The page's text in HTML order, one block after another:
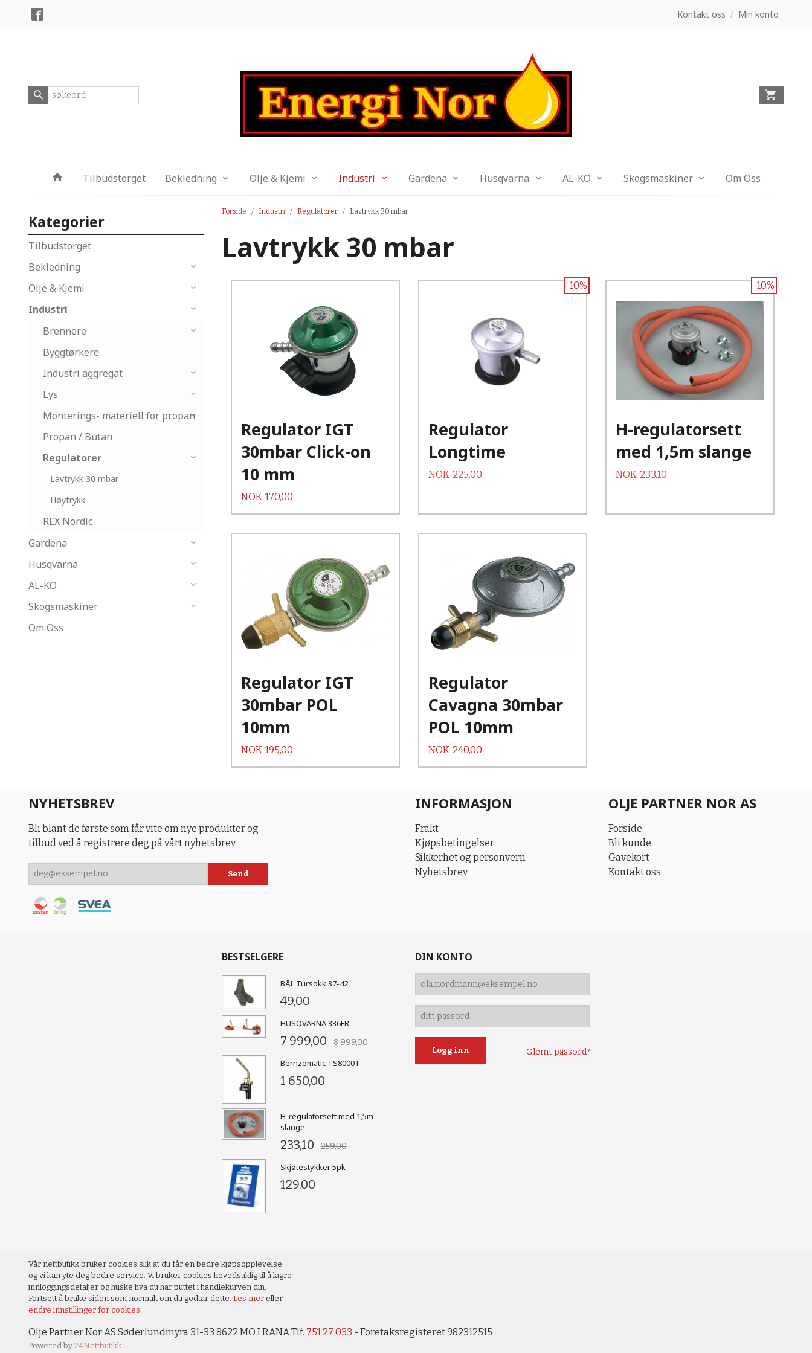
Kontakt oss / Min konto
ProdukterTilbudstorget Bekledning Olje & Kjemi Industri Gardena Husqvarna AL-KO Skogsmaskiner Om Oss
Kategorier
Tilbudstorget
Bekledning
Olje & Kjemi
Industri
Brennere
Byggtørkere
Industri aggregat
Lys
Monterings- materiell for propan
Propan / Butan
Regulatorer
Lavtrykk 30 mbar
Høytrykk
REX Nordic
Gardena
Husqvarna
AL-KO
Skogsmaskiner
Om Oss
Forside Industri Regulatorer Lavtrykk 30 mbar
Lavtrykk 30 mbar
Regulator IGT
30mbar Click-on
10 mm
Pris
NOK 170,00
Kjøp
Les mer
Regulator
Longtime
Tilbud
NOK 225,00Rabatt
-10%
Kjøp
H-regulatorsett
med 1,5m slange
Tilbud
NOK 233,10Rabatt
-10%
Regulator IGT
30mbar POL
10mm
Pris
NOK 195,00
Kjøp
Les mer
Regulator
Cavagna 30mbar
POL 10mm
Pris
NOK 240,00
NYHETSBREV
Bli blant de første som får vite om nye produkter og
tilbud ved å registrere deg på vårt nyhetsbrev.
INFORMASJON
Frakt
Kjøpsbetingelser
Sikkerhet og personvern
Nyhetsbrev
OLJE PARTNER NOR AS
Forside
Bli kunde
Gavekort
Kontakt oss
BESTSELGERE
BÅL Tursokk 37-42
49,00
HUSQVARNA 336FR
7 999,00 8 999,00
Bernzomatic TS8000T
1 650,00
H-regulatorsett med 1,5m
slange
233,10 259,00
Skjøtestykker 5pk
129,00
DIN KONTO
Glemt passord?
Vår nettbutikk bruker cookies slik at du får en bedre kjøpsopplevelse
og vi kan yte deg bedre service. Vi bruker cookies hovedsaklig til å lagre
innloggingsdetaljer og huske hva du har puttet i handlekurven din.
Fortsett å bruke siden som normalt om du godtar dette. Les mer eller
endre innstillinger for cookies.
Olje Partner Nor AS Søderlundmyra 31-33 8622 MO I RANA Tlf. 751 27 033 - Foretaksregisteret 982312515
Powered by 24Nettbutikk